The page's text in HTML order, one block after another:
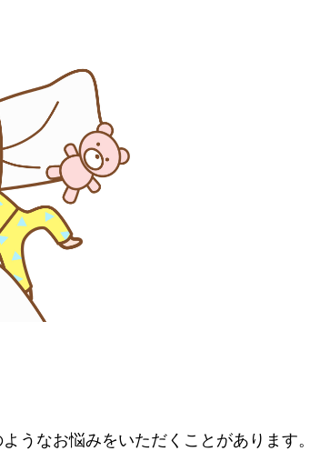
うなお悩みをいただくことがあります。